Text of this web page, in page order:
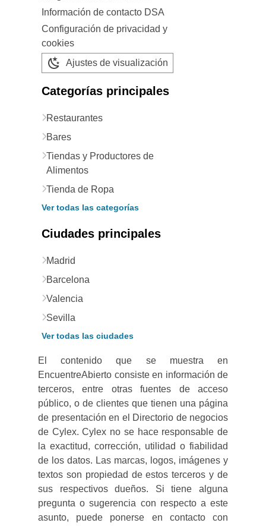
Información de contacto DSA
Configuración de privacidad y
cookies
Ajustes de visualización
Categorías principales
Restaurantes
Bares
Tiendas y Productores de
Alimentos
Tienda de Ropa
Ver todas las categorías
Ciudades principales
Madrid
Barcelona
Valencia
Sevilla
Ver todas las ciudades
El contenido que se muestra en
EncuentreAbierto consiste en información de
terceros, entre otras fuentes de acceso
público, o de clientes que tienen una página
de presentación en el Directorio de negocios
de Cylex. Cylex no se hace responsable de
la exactitud, corrección, utilidad o fiabilidad
de los datos. Las marcas, logos, imágenes y
textos son propiedad de estos terceros y de
sus respectivos dueños. Si tiene alguna
pregunta o sugerencia con respecto a este
asunto, puede ponerse en contacto con